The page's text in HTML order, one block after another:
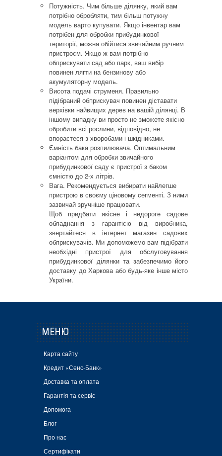
Потужність. Чим більше ділянку, який вам
потрібно обробляти, тим більш потужну
модель варто купувати. Якщо інвентар вам
потрібен для обробки прибудинкової
території, можна обійтися звичайним ручним
пристроєм. Якщо ж вам потрібно
обприскувати сад або парк, ваш вибір
повинен лягти на бензинову або
акумуляторну модель.
Висота подачі струменя. Правильно
підібраний обприскувач повинен діставати
верхівки найвищих дерев на вашій ділянці. В
іншому випадку ви просто не зможете якісно
обробити всі рослини, відповідно, не
впораєтеся з хворобами і шкідниками.
Ємність бака розпилювача. Оптимальним
варіантом для обробки звичайного
прибудинкової саду є пристрої з баком
ємністю до 2-х літрів.
Вага. Рекомендується вибирати найлегше
пристрою в своєму ціновому сегменті. З ними
зазвичай зручніше працювати.
Щоб придбати якісне і недороге садове
обладнання з гарантією від виробника,
звертайтеся в інтернет магазин садових
обприскувачів. Ми допоможемо вам підібрати
необхідні пристрої для обслуговування
прибудинкової ділянки та забезпечимо його
доставку до Харкова або будь-яке інше місто
України.
МЕНЮ
Карта сайту
Кредит «Сенс-Банк»
Доставка та оплата
Гарантія та сервіс
Допомога
Блог
Про нас
Сертифікати